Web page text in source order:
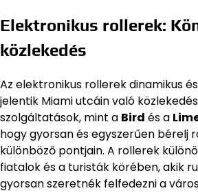
Elektronikus rollerek:
közlekedés
Az elektronikus rollerek dinamikus
jelentik Miami utcáin való
szolgáltatások, mint a Bird és a
hogy gyorsan és egyszerűen bérelj
különböző pontjain. A rollerek
fiatalok és a turisták körében, akik
gyorsan szeretnék felfedezni a